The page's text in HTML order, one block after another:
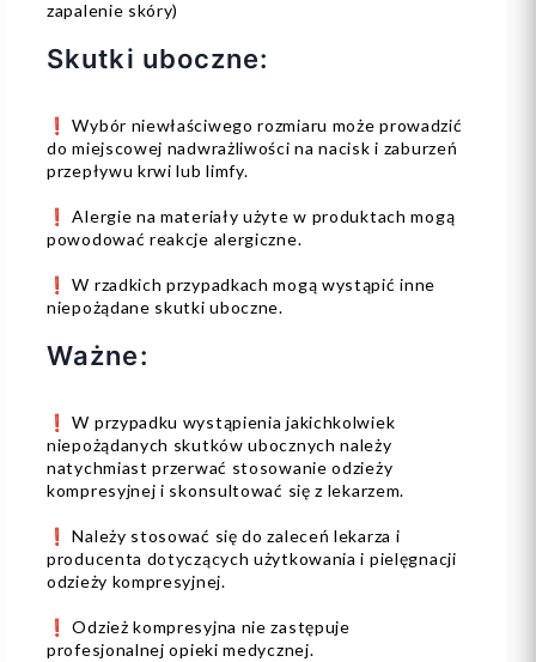
zapalenie skóry)
Skutki uboczne:
❗️ Wybór niewłaściwego rozmiaru może prowadzić
do miejscowej nadwrażliwości na nacisk i zaburzeń
przepływu krwi lub limfy.
❗️ Alergie na materiały użyte w produktach mogą
powodować reakcje alergiczne.
❗️ W rzadkich przypadkach mogą wystąpić inne
niepożądane skutki uboczne.
Ważne:
❗️ W przypadku wystąpienia jakichkolwiek
niepożądanych skutków ubocznych należy
natychmiast przerwać stosowanie odzieży
kompresyjnej i skonsultować się z lekarzem.
❗️ Należy stosować się do zaleceń lekarza i
producenta dotyczących użytkowania i pielęgnacji
odzieży kompresyjnej.
❗️ Odzież kompresyjna nie zastępuje
profesjonalnej opieki medycznej.